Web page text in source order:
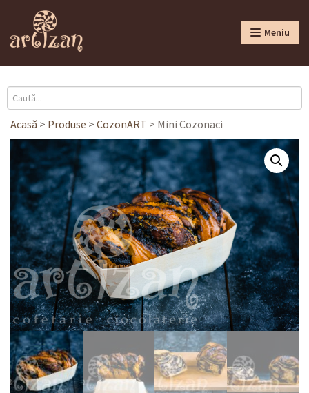
Meniu
Acasă > Produse > CozonART > Mini Cozonaci